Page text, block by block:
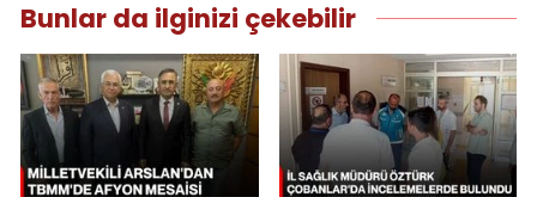
Bunlar da ilginizi çekebilir